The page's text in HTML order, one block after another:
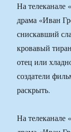
На телеканале
драма «Иван
снискавший
кровавый
отец или
создатели
раскрыть.
На телеканале